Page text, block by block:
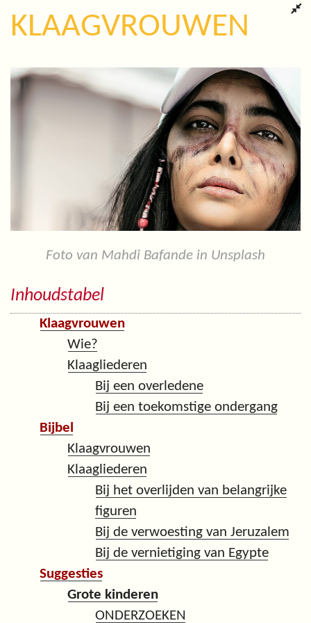
KLAAGVROUWEN
Foto van Mahdi Bafande in Unsplash
Inhoudstabel
Klaagvrouwen
Wie?
Klaagliederen
Bij een overledene
Bij een toekomstige ondergang
Bijbel
Klaagvrouwen
Klaagliederen
Bij het overlijden van belangrijke
figuren
Bij de verwoesting van Jeruzalem
Bij de vernietiging van Egypte
Suggesties
Grote kinderen
ONDERZOEKEN